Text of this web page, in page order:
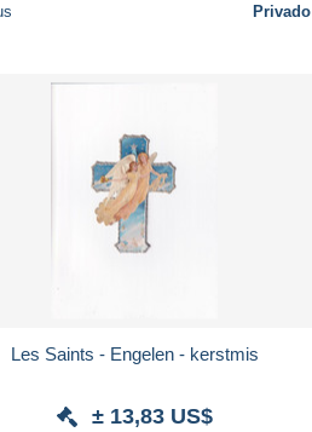
Privado
Les Saints - Engelen - kerstmis
± 13,83 US$